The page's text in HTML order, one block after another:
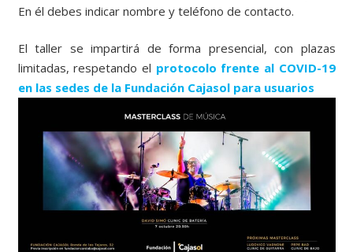
En él debes indicar nombre y teléfono de contacto.
El taller se impartirá de forma presencial, con plazas
limitadas, respetando el protocolo frente al COVID-19
en las sedes de la Fundación Cajasol para usuarios